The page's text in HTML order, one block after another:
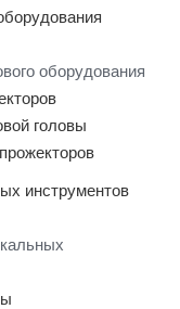
оборудования
головы
инструментов